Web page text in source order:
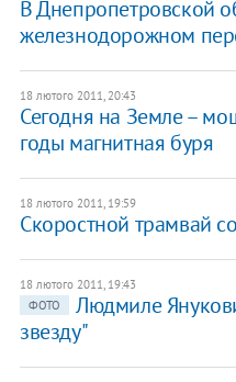
В Днепропетровской
железнодорожном
18 лютого 2011, 20:43
Сегодня на Земле –
годы магнитная буря
18 лютого 2011, 19:59
Скоростной трамвай
18 лютого 2011, 19:43
ФОТО
Людмиле
звезду"